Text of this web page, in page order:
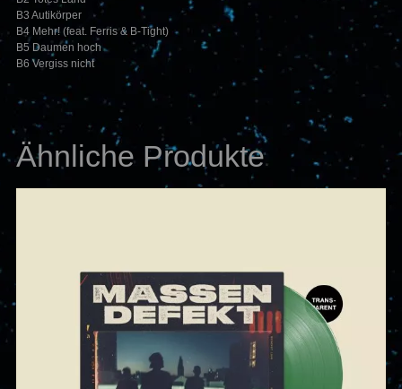
B3 Autikörper
B4 Mehr! (feat. Ferris & B-Tight)
B5 Daumen hoch
B6 Vergiss nicht
Ähnliche Produkte